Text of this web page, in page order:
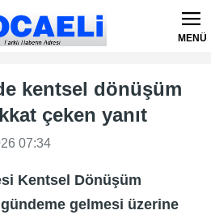
MENÜ
kentsel dönüşüm
çeken yanıt
07:34
Kentsel Dönüşüm
gelmesi üzerine